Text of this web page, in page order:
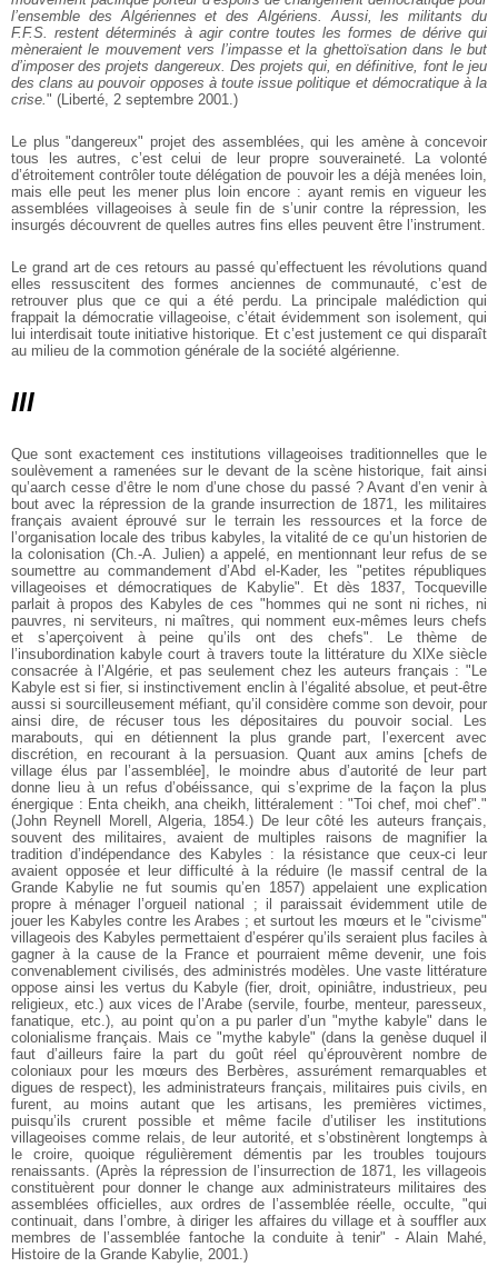
l’ensemble des Algériennes et des Algériens. Aussi, les militants du
F.F.S. restent déterminés à agir contre toutes les formes de dérive qui
mèneraient le mouvement vers l’impasse et la ghettoïsation dans le but
d’imposer des projets dangereux. Des projets qui, en définitive, font le jeu
des clans au pouvoir opposes à toute issue politique et démocratique à la
crise." (Liberté, 2 septembre 2001.)
Le plus "dangereux" projet des assemblées, qui les amène à concevoir
tous les autres, c’est celui de leur propre souveraineté. La volonté
d’étroitement contrôler toute délégation de pouvoir les a déjà menées loin,
mais elle peut les mener plus loin encore : ayant remis en vigueur les
assemblées villageoises à seule fin de s’unir contre la répression, les
insurgés découvrent de quelles autres fins elles peuvent être l’instrument.
Le grand art de ces retours au passé qu’effectuent les révolutions quand
elles ressuscitent des formes anciennes de communauté, c’est de
retrouver plus que ce qui a été perdu. La principale malédiction qui
frappait la démocratie villageoise, c’était évidemment son isolement, qui
lui interdisait toute initiative historique. Et c’est justement ce qui disparaît
au milieu de la commotion générale de la société algérienne.
III
Que sont exactement ces institutions villageoises traditionnelles que le
soulèvement a ramenées sur le devant de la scène historique, fait ainsi
qu’aarch cesse d’être le nom d’une chose du passé ? Avant d’en venir à
bout avec la répression de la grande insurrection de 1871, les militaires
français avaient éprouvé sur le terrain les ressources et la force de
l’organisation locale des tribus kabyles, la vitalité de ce qu’un historien de
la colonisation (Ch.-A. Julien) a appelé, en mentionnant leur refus de se
soumettre au commandement d’Abd el-Kader, les "petites républiques
villageoises et démocratiques de Kabylie". Et dès 1837, Tocqueville
parlait à propos des Kabyles de ces "hommes qui ne sont ni riches, ni
pauvres, ni serviteurs, ni maîtres, qui nomment eux-mêmes leurs chefs
et s’aperçoivent à peine qu’ils ont des chefs". Le thème de
l’insubordination kabyle court à travers toute la littérature du XlXe siècle
consacrée à l’Algérie, et pas seulement chez les auteurs français : "Le
Kabyle est si fier, si instinctivement enclin à l’égalité absolue, et peut-être
aussi si sourcilleusement méfiant, qu’il considère comme son devoir, pour
ainsi dire, de récuser tous les dépositaires du pouvoir social. Les
marabouts, qui en détiennent la plus grande part, l’exercent avec
discrétion, en recourant à la persuasion. Quant aux amins [chefs de
village élus par l’assemblée], le moindre abus d’autorité de leur part
donne lieu à un refus d’obéissance, qui s’exprime de la façon la plus
énergique : Enta cheikh, ana cheikh, littéralement : "Toi chef, moi chef"."
(John Reynell Morell, Algeria, 1854.) De leur côté les auteurs français,
souvent des militaires, avaient de multiples raisons de magnifier la
tradition d’indépendance des Kabyles : la résistance que ceux-ci leur
avaient opposée et leur difficulté à la réduire (le massif central de la
Grande Kabylie ne fut soumis qu’en 1857) appelaient une explication
propre à ménager l’orgueil national ; il paraissait évidemment utile de
jouer les Kabyles contre les Arabes ; et surtout les mœurs et le "civisme"
villageois des Kabyles permettaient d’espérer qu’ils seraient plus faciles à
gagner à la cause de la France et pourraient même devenir, une fois
convenablement civilisés, des administrés modèles. Une vaste littérature
oppose ainsi les vertus du Kabyle (fier, droit, opiniâtre, industrieux, peu
religieux, etc.) aux vices de l’Arabe (servile, fourbe, menteur, paresseux,
fanatique, etc.), au point qu’on a pu parler d’un "mythe kabyle" dans le
colonialisme français. Mais ce "mythe kabyle" (dans la genèse duquel il
faut d’ailleurs faire la part du goût réel qu’éprouvèrent nombre de
coloniaux pour les mœurs des Berbères, assurément remarquables et
digues de respect), les administrateurs français, militaires puis civils, en
furent, au moins autant que les artisans, les premières victimes,
puisqu’ils crurent possible et même facile d’utiliser les institutions
villageoises comme relais, de leur autorité, et s’obstinèrent longtemps à
le croire, quoique régulièrement démentis par les troubles toujours
renaissants. (Après la répression de l’insurrection de 1871, les villageois
constituèrent pour donner le change aux administrateurs militaires des
assemblées officielles, aux ordres de l’assemblée réelle, occulte, "qui
continuait, dans l’ombre, à diriger les affaires du village et à souffler aux
membres de l’assemblée fantoche la conduite à tenir" - Alain Mahé,
Histoire de la Grande Kabylie, 2001.)